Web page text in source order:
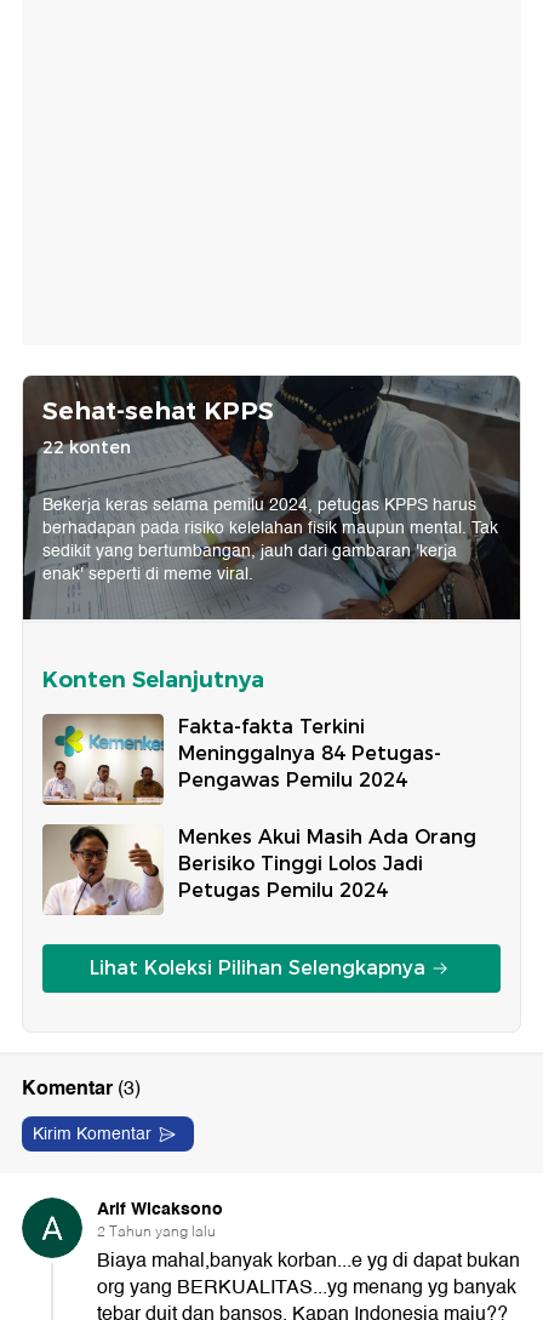
Sehat-sehat KPPS
22 konten
Bekerja keras selama pemilu 2024, petugas KPPS harus
berhadapan pada risiko kelelahan fisik maupun mental. Tak
sedikit yang bertumbangan, jauh dari gambaran 'kerja
enak' seperti di meme viral.
Konten Selanjutnya
Fakta-fakta Terkini
Meninggalnya 84 Petugas-
Pengawas Pemilu 2024
Menkes Akui Masih Ada Orang
Berisiko Tinggi Lolos Jadi
Petugas Pemilu 2024
Lihat Koleksi Pilihan Selengkapnya